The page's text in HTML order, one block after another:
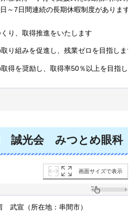
～7日間連続の長期休暇制度があります
り、取得推進をいたします
取り組みを促進し、残業ゼロを目指しま
得を奨励し、取得率50％以上を目指し
誠光会 みつとめ眼科
画面サイズで表示
武宣 （所在地：串間市）